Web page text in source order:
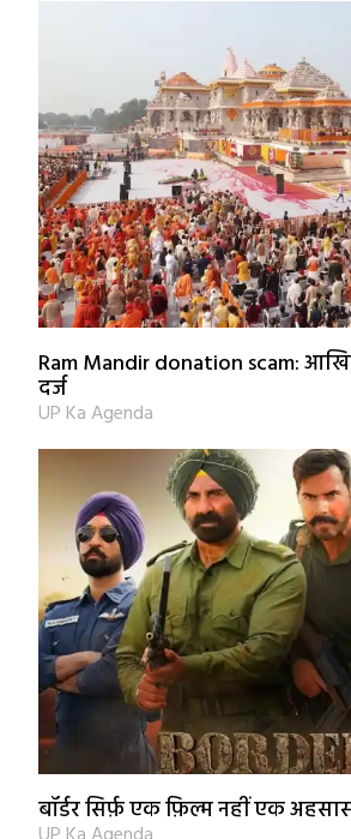
Ram Mandir donation scam:
दर्ज
UP Ka Agenda
बॉर्डर सिर्फ़ एक फ़िल्म नहीं एक